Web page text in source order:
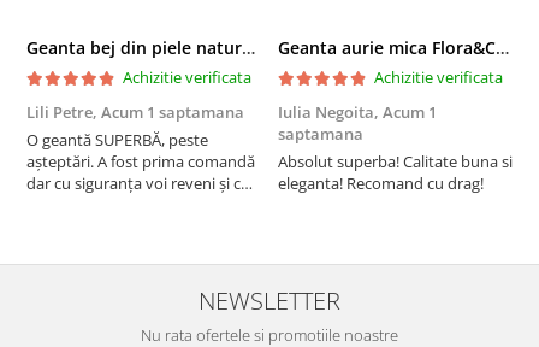
Geanta bej din piele naturala 8966 123
Achizitie verificata
Lili Petre, Acum 1 saptamana
O geantă SUPERBĂ, peste
așteptări. A fost prima comandă
dar cu siguranța voi reveni și cu
doua zi). RECOMAND SOFILINE!!!
Geanta aurie mica Flora&CO Paris H6930 16
Achizitie verificata
Iulia Negoita, Acum 1
saptamana
Absolut superba! Calitate buna si
eleganta! Recomand cu drag!
NEWSLETTER
Nu rata ofertele si promotiile noastre